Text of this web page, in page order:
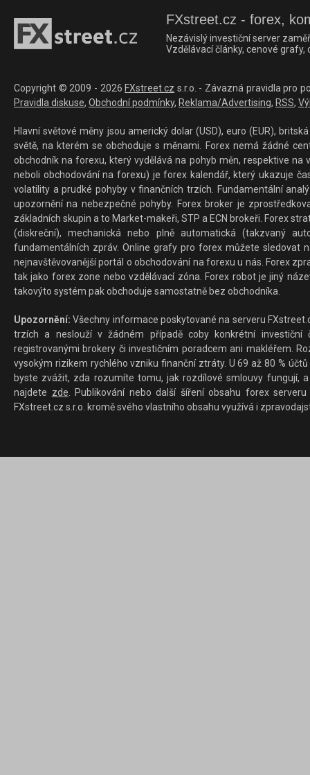
FXstreet.cz - forex,
Nezávislý investiční server
Vzdělávací články, cenové
Copyright © 2009 - 2026 FXstreet.cz s.r.o. - Závazná pravidla pro
Pravidla diskuse, Obchodní podmínky, Reklama/Advertising, RSS,
Hlavní světové měny jsou americký dolar (USD), euro (EUR),
světě, na kterém se obchoduje s měnami. Forex nemá žádné
obchodník na forexu, který vydělává na pohyb měn, respektive
neboli obchodování na forexu) je forex kalendář, který ukazuje
volatility a prudké pohyby v finančních trzích. Fundamentální
upozornění na nebezpečné pohyby. Forex broker je
základních skupin a to Market-makeři, STP a ECN brokeři. Forex
(diskreční), mechanická nebo plně automatická (takzvaný
fundamentálních zpráv. Online grafy pro forex můžete sledovat
nejnavštěvovanější portál o obchodování na forexu u nás. Forex
tak jako forex zone nebo vzdělávací zóna. Forex robot je jiný
takovýto systém pak obchoduje samostatně bez obchodníka.
Upozornění: Všechny informace poskytované na serveru
trzích a neslouží v žádném případě coby konkrétní investiční
registrovanými brokery či investičním poradcem ani makléřem.
vysokým rizikem rychlého vzniku finanční ztráty. U 69 až 80 %
byste zvážit, zda rozumíte tomu, jak rozdílové smlouvy fungují,
najdete zde. Publikování nebo další šíření obsahu forex
FXstreet.cz s.r.o. kromě svého vlastního obsahu využívá i